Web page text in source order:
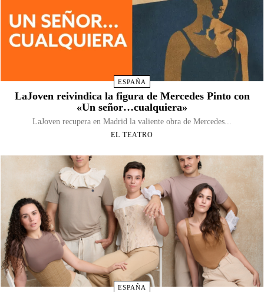
ESPAÑA
LaJoven reivindica la figura de Mercedes Pinto con
«Un señor…cualquiera»
LaJoven recupera en Madrid la valiente obra de Mercedes...
EL TEATRO
ESPAÑA